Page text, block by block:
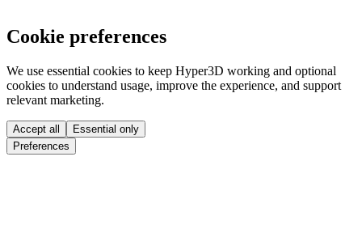
Cookie preferences
We use essential cookies to keep Hyper3D working and optional
cookies to understand usage, improve the experience, and support
relevant marketing.
Accept all
Essential only
Preferences